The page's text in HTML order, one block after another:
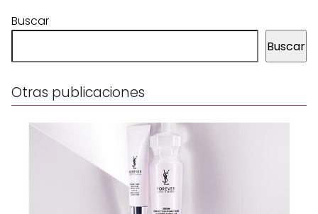
Buscar
Buscar
Otras publicaciones